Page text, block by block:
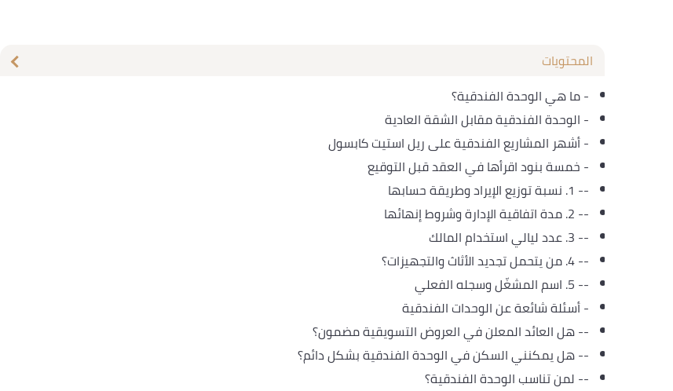
المحتويات
-ما هي الوحدة الفندقية؟
- الوحدة الفندقية مقابل الشقة العادية
-أشهر المشاريع الفندقية على ريل استيت كابسول
- خمسة بنود اقرأها في العقد قبل التوقيع
-- 1. نسبة توزيع الإيراد وطريقة حسابها
-- 2. مدة اتفاقية الإدارة وشروط إنهائها
-- 3. عدد ليالي استخدام المالك
--4. من يتحمل تجديد الأثاث والتجهيزات؟
-- 5. اسم المشغّل وسجله الفعلي
-أسئلة شائعة عن الوحدات الفندقية
--هل العائد المعلن في العروض التسويقية مضمون؟
--هل يمكنني السكن في الوحدة الفندقية بشكل دائم؟
-- لمن تناسب الوحدة الفندقية؟